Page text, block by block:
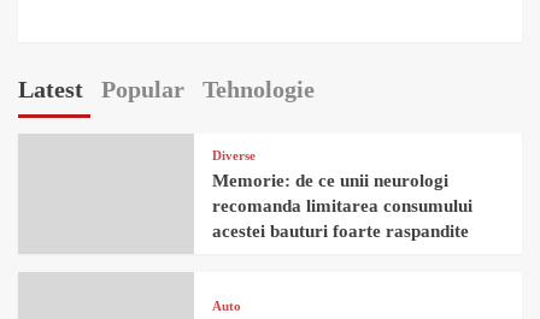
Latest Popular Tehnologie
Diverse
Memorie: de ce unii neurologi
recomanda limitarea consumului
acestei bauturi foarte raspandite
Auto